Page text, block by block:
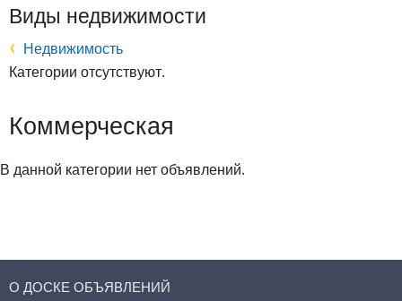
Виды недвижимости
Недвижимость
Категории отсутствуют.
Коммерческая
В данной категории нет объявлений.
О ДОСКЕ ОБЪЯВЛЕНИЙ